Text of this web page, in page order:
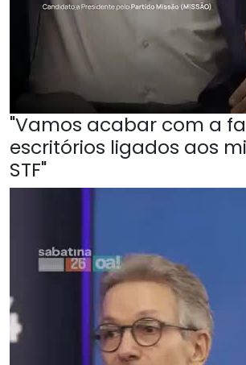
"Vamos acabar com a
escritórios ligados aos
STF"